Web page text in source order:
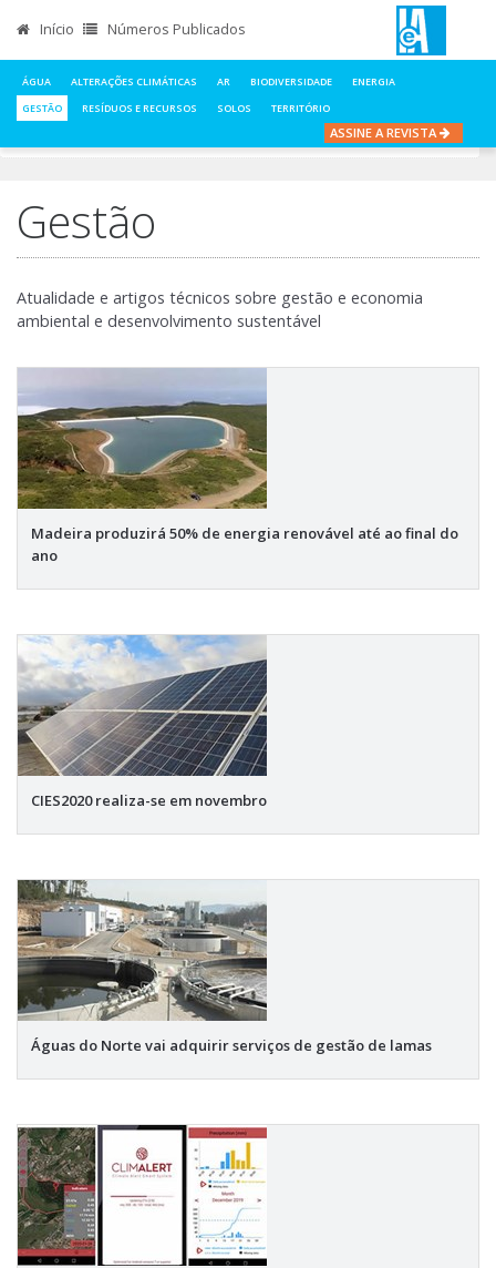
Início Números Publicados
ÁGUA ALTERAÇÕES CLIMÁTICAS AR BIODIVERSIDADE
ENERGIA
GESTÃO
RESÍDUOS E RECURSOS SOLOS TERRITÓRIO
ASSINE A REVISTA
Gestão
Atualidade e artigos técnicos sobre gestão e economia
ambiental e desenvolvimento sustentável
Madeira produzirá 50% de energia renovável até ao final do
ano
CIES2020 realiza-se em novembro
Águas do Norte vai adquirir serviços de gestão de lamas